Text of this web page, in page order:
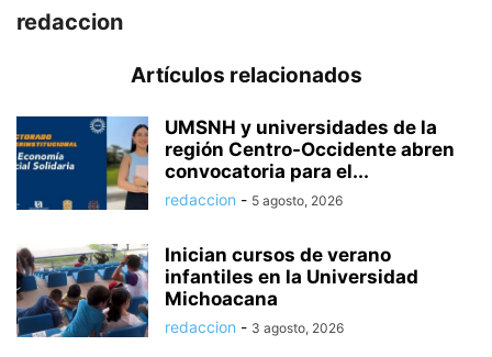
redaccion
Artículos relacionados
UMSNH y universidades de la
región Centro-Occidente abren
convocatoria para el...
redaccion - 5 agosto, 2026
Inician cursos de verano
infantiles en la Universidad
Michoacana
redaccion - 3 agosto, 2026